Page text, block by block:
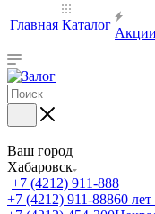
Главная Каталог
Акции
Ваш город
Хабаровск
+7 (4212) 911-888
+7 (4212) 911-88860